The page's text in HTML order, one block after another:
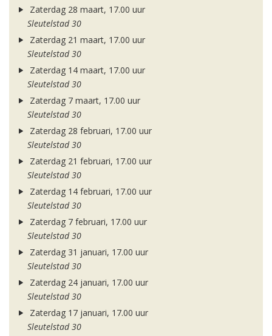
Zaterdag 28 maart, 17.00 uur
Sleutelstad 30
Zaterdag 21 maart, 17.00 uur
Sleutelstad 30
Zaterdag 14 maart, 17.00 uur
Sleutelstad 30
Zaterdag 7 maart, 17.00 uur
Sleutelstad 30
Zaterdag 28 februari, 17.00 uur
Sleutelstad 30
Zaterdag 21 februari, 17.00 uur
Sleutelstad 30
Zaterdag 14 februari, 17.00 uur
Sleutelstad 30
Zaterdag 7 februari, 17.00 uur
Sleutelstad 30
Zaterdag 31 januari, 17.00 uur
Sleutelstad 30
Zaterdag 24 januari, 17.00 uur
Sleutelstad 30
Zaterdag 17 januari, 17.00 uur
Sleutelstad 30